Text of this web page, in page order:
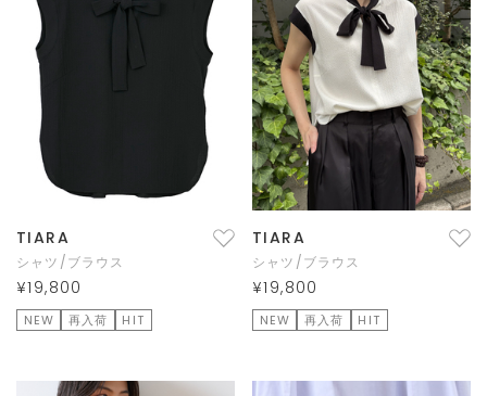
TIARA
シャツ/ブラウス
¥19,800
NEW 再入荷 HIT
TIARA
シャツ/ブラウス
¥19,800
NEW 再入荷 HIT